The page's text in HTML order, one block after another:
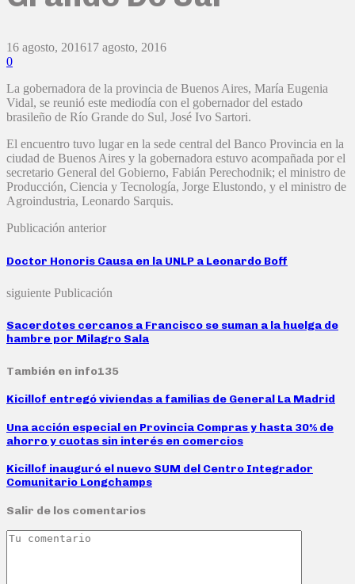
16 agosto, 201617 agosto, 2016
0
La gobernadora de la provincia de Buenos Aires, María Eugenia
Vidal, se reunió este mediodía con el gobernador del estado
brasileño de Río Grande do Sul, José Ivo Sartori.
El encuentro tuvo lugar en la sede central del Banco Provincia en la
ciudad de Buenos Aires y la gobernadora estuvo acompañada por el
secretario General del Gobierno, Fabián Perechodnik; el ministro de
Producción, Ciencia y Tecnología, Jorge Elustondo, y el ministro de
Agroindustria, Leonardo Sarquis.
Publicación anterior
Doctor Honoris Causa en la UNLP a Leonardo Boff
siguiente Publicación
Sacerdotes cercanos a Francisco se suman a la huelga de
hambre por Milagro Sala
También en info135
Kicillof entregó viviendas a familias de General La Madrid
Una acción especial en Provincia Compras y hasta 30% de
ahorro y cuotas sin interés en comercios
Kicillof inauguró el nuevo SUM del Centro Integrador
Comunitario Longchamps
Salir de los comentarios